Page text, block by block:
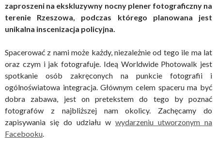
zaproszeni na ekskluzywny nocny plener fotograficzny na
terenie Rzeszowa, podczas którego planowana jest
unikalna inscenizacja policyjna.
Spacerować z nami może każdy, niezależnie od tego ile ma lat
oraz czym i jak fotografuje. Ideą Worldwide Photowalk jest
spotkanie osób zakręconych na punkcie fotografii i
ogólnoświatowa integracja. Głównym celem spaceru ma być
dobra zabawa, jest on pretekstem do tego by poznać
fotografów z najbliższej nam okolicy. Zachęcamy do
zapisywania się do udziału w wydarzeniu utworzonym na
Facebooku